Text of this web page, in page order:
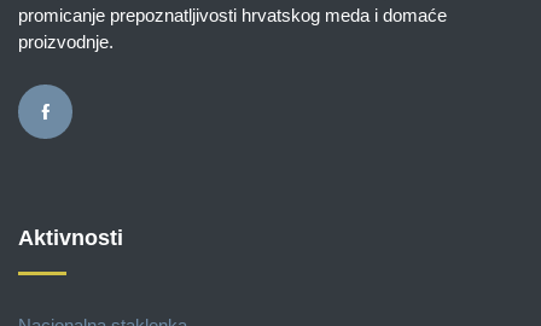
promicanje prepoznatljivosti hrvatskog meda i domaće
proizvodnje.
Aktivnosti